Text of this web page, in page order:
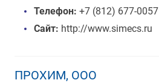
Телефон: +7 (812) 677-0057
Сайт: http://www.simecs.ru
ПРОХИМ, ООО